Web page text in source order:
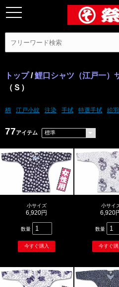
トップ/鯉口シャツ（江戸一）
（Ｓ）
柄 江戸小紋 注染 手拭 特選手拭 絵
77アイテム
小サイズ
6,920円
数量
小サイ
6,920
数量